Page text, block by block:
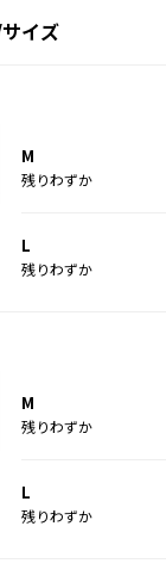
サイズ
M
残りわずか
L
残りわずか
M
残りわずか
L
残りわずか